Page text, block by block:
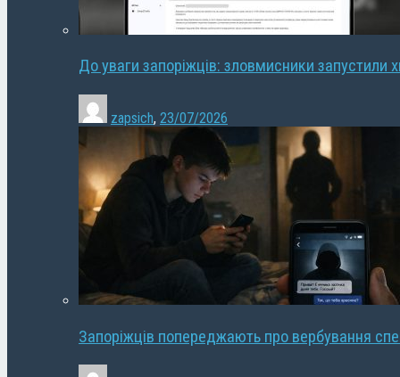
До уваги запоріжців: зловмисники запустили
zapsich, 23/07/2026
Запоріжців попереджають про вербування